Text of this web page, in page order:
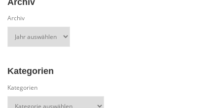
Archiv
Archiv
Kategorien
Kategorien